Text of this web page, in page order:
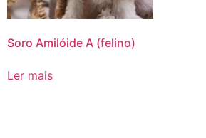
Soro Amilóide A (felino)
Ler mais